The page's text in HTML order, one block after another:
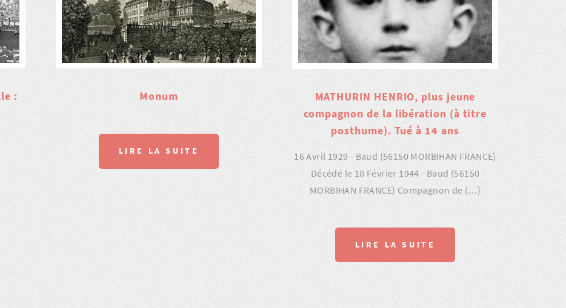
:
Monum
LIRE LA SUITE
MATHURIN HENRIO, plus jeune
compagnon de la libération (à titre
posthume). Tué à 14 ans
16 Avril 1929 - Baud (56150 MORBIHAN FRANCE)
Décédé le 10 Février 1944 - Baud (56150
MORBIHAN FRANCE) Compagnon de (…)
LIRE LA SUITE